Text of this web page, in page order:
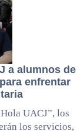
a alumnos de
enfrentar
UACJ”, los
los servicios,